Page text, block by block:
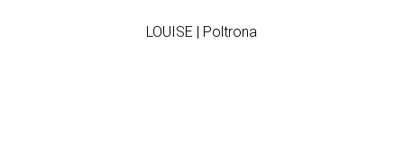
LOUISE | Poltrona